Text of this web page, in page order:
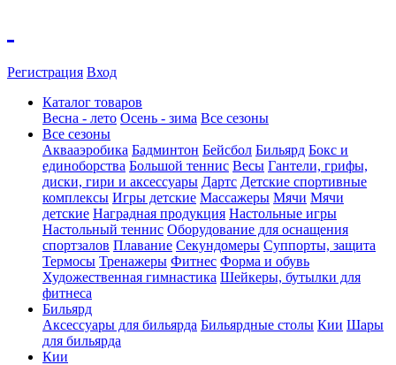
Регистрация Вход
Каталог товаров
Весна - лето Осень - зима Все сезоны
Все сезоны
Аквааэробика Бадминтон Бейсбол Бильярд Бокс и
единоборства Большой теннис Весы Гантели, грифы,
диски, гири и аксессуары Дартс Детские спортивные
комплексы Игры детские Массажеры Мячи Мячи
детские Наградная продукция Настольные игры
Настольный теннис Оборудование для оснащения
спортзалов Плавание Секундомеры Суппорты, защита
Термосы Тренажеры Фитнес Форма и обувь
Художественная гимнастика Шейкеры, бутылки для
фитнеса
Бильярд
Аксессуары для бильярда Бильярдные столы Кии Шары
для бильярда
Кии